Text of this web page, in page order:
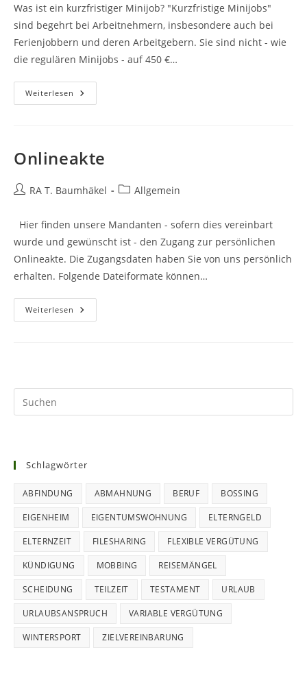
Was ist ein kurzfristiger Minijob? "Kurzfristige Minijobs"
sind begehrt bei Arbeitnehmern, insbesondere auch bei
Ferienjobbern und deren Arbeitgebern. Sie sind nicht - wie
die regulären Minijobs - auf 450 €…
Weiterlesen Ferienjobs
Als
Onlineakte
Beitrags-
RA T. Baumhäkel
Beitrags-
Allgemein
Hier finden unsere Mandanten - sofern dies vereinbart
wurde und gewünscht ist - den Zugang zur persönlichen
Onlineakte. Die Zugangsdaten haben Sie von uns persönlich
erhalten. Folgende Dateiformate können…
Weiterlesen Onlineakte
Schlagwörter
ABFINDUNG ABMAHNUNG BERUF BOSSING
EIGENHEIM EIGENTUMSWOHNUNG ELTERNGELD
ELTERNZEIT FILESHARING FLEXIBLE VERGÜTUNG
KÜNDIGUNG MOBBING REISEMÄNGEL
SCHEIDUNG TEILZEIT TESTAMENT URLAUB
URLAUBSANSPRUCH VARIABLE VERGÜTUNG
WINTERSPORT ZIELVEREINBARUNG